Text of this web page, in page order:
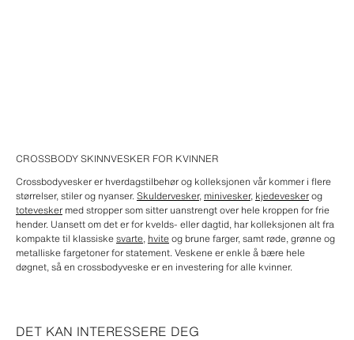
CROSSBODY SKINNVESKER FOR KVINNER
Crossbodyvesker er hverdagstilbehør og kolleksjonen vår kommer i flere
størrelser, stiler og nyanser.Skuldervesker, minivesker, kjedeveskerog
totevesker med stropper som sitter uanstrengt over hele kroppen for frie
hender. Uansett om det er for kvelds- eller dagtid, har kolleksjonen alt fra
kompakte til klassiskesvarte, hviteog brune farger, samt røde, grønne og
metalliske fargetoner for statement. Veskene er enkle å bære hele
døgnet, så en crossbodyveske er en investering for alle kvinner.
DET KAN INTERESSERE DEG